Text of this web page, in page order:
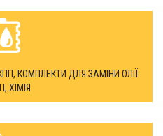
КОМПЛЕКТИ ДЛЯ ЗАМІНИ ОЛІЇ
ХІМІЯ